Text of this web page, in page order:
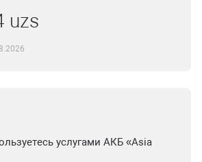
uzs
услугами АКБ «Asia